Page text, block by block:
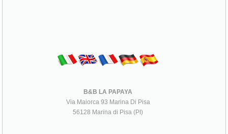
B&B LA PAPAYA
Via Maiorca 93 Marina Di Pisa
56128 Marina di Pisa (PI)